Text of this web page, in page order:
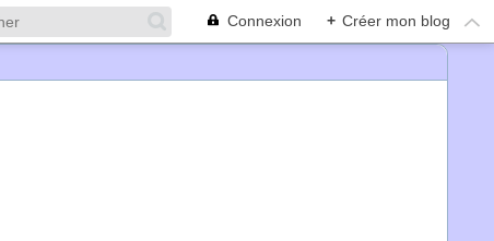
Connexion + Créer mon blog